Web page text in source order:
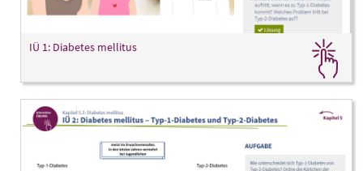
IÜ 1: Diabetes mellitus